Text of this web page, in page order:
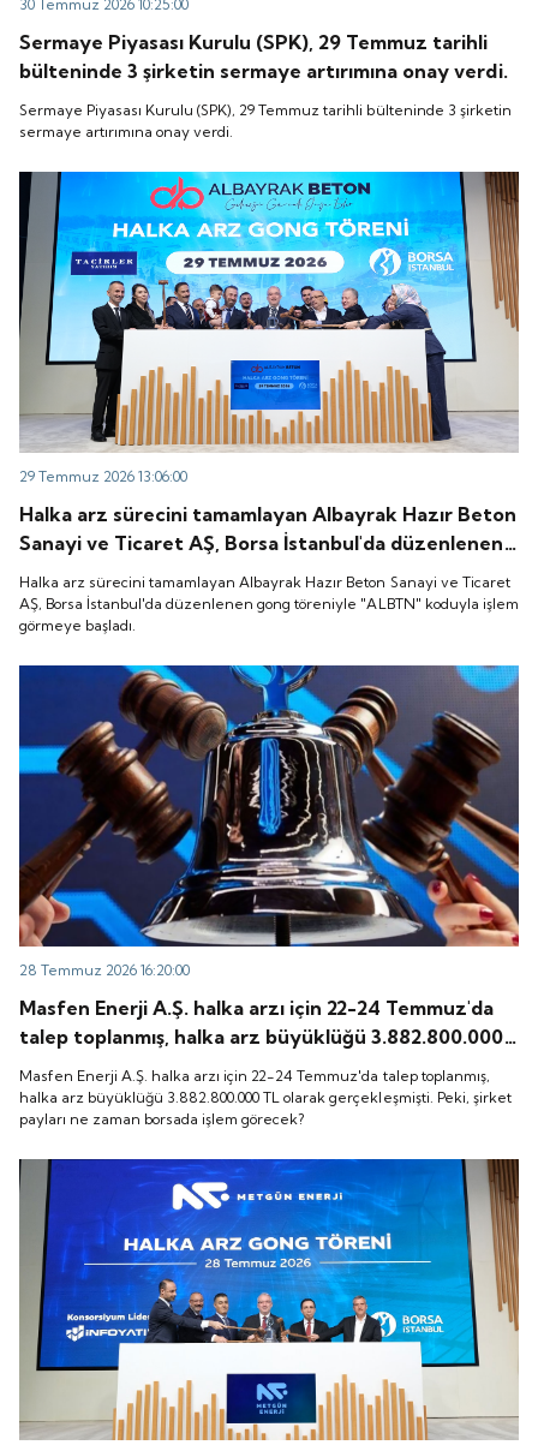
30 Temmuz 2026 10:25:00
Sermaye Piyasası Kurulu (SPK), 29 Temmuz tarihli
bülteninde 3 şirketin sermaye artırımına onay verdi.
Sermaye Piyasası Kurulu (SPK), 29 Temmuz tarihli bülteninde 3 şirketin
sermaye artırımına onay verdi.
29 Temmuz 2026 13:06:00
Halka arz sürecini tamamlayan Albayrak Hazır Beton
Sanayi ve Ticaret AŞ, Borsa İstanbul'da düzenlenen
gong töreniyle "ALBTN" koduyla işlem görmeye
başladı.
Halka arz sürecini tamamlayan Albayrak Hazır Beton Sanayi ve Ticaret
AŞ, Borsa İstanbul'da düzenlenen gong töreniyle "ALBTN" koduyla işlem
görmeye başladı.
28 Temmuz 2026 16:20:00
Masfen Enerji A.Ş. halka arzı için 22-24 Temmuz'da
talep toplanmış, halka arz büyüklüğü 3.882.800.000
TL olarak gerçekleşmişti. Peki, şirket payları ne
zaman borsada işlem görecek?
Masfen Enerji A.Ş. halka arzı için 22-24 Temmuz'da talep toplanmış,
halka arz büyüklüğü 3.882.800.000 TL olarak gerçekleşmişti. Peki, şirket
payları ne zaman borsada işlem görecek?